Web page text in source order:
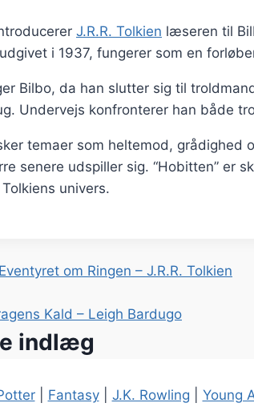
J.R.R. Tolkien læseren til
i 1937, fungerer som en
Bilbo, da han slutter sig til
Undervejs konfronterer han både
temaer som heltemod,
senere udspiller sig. “Hobitten” er
univers.
om Ringen – J.R.R. Tolkien
Kald – Leigh Bardugo
indlæg
| Fantasy| J.K. Rowling Young